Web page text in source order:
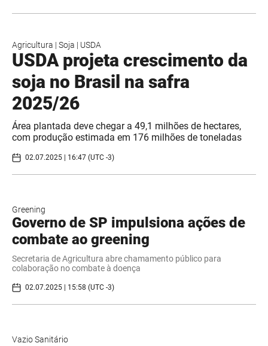
Agricultura | Soja | USDA
USDA projeta crescimento da
soja no Brasil na safra
2025/26
Área plantada deve chegar a 49,1 milhões de hectares,
com produção estimada em 176 milhões de toneladas
02.07.2025 | 16:47 (UTC -3)
Greening
Governo de SP impulsiona ações de
combate ao greening
Secretaria de Agricultura abre chamamento público para
colaboração no combate à doença
02.07.2025 | 15:58 (UTC -3)
Vazio Sanitário